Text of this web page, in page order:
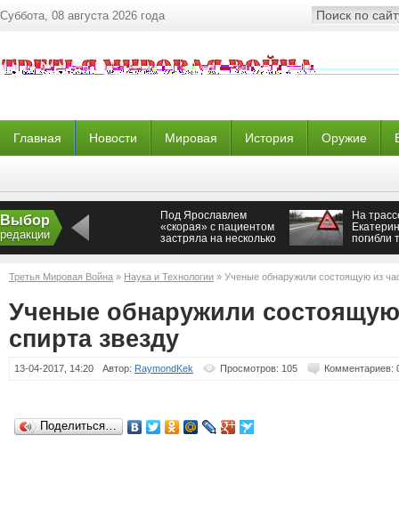
Суббота, 08 августа 2026 года
Главная Новости Мировая История Оружие
Выбор
редакции
Под Ярославлем
«скорая» с пациентом
застряла на несколько
На
погибли
Третья Мировая Война » Наука и Технологии » Ученые обнаружили состоящую из
Ученые обнаружили
спирта звезду
13-04-2017, 14:20 Автор: RaymondKek Просмотров: 105 Комментариев:
Поделиться…